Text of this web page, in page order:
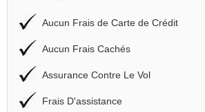
Aucun Frais de Carte de Crédit
Aucun Frais Cachés
Assurance Contre Le Vol
Frais D'assistance